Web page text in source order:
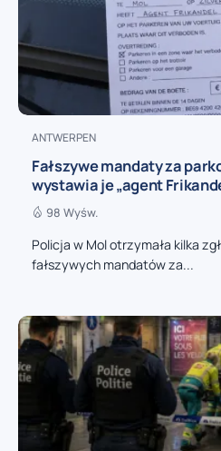
ANTWERPEN
Fałszywe mandaty za
wystawia je „agent
98 Wyśw.
Policja w Mol otrzymała kilka
fałszywych mandatów za...